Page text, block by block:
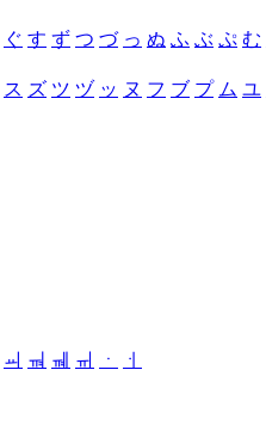
ぐ す ず つ づ っ ぬ ふ ぶ ぷ む
ス ズ ツ ヅ ッ ヌ フ ブ プ ム ユ
ㆉ ㆊ ㆋ ㆌ ㆍ
ㆎ